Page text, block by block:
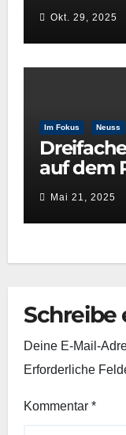
2025/26
Okt. 29, 2025
Im Fokus Neuss
auf dem
schnelle
Mai 21, 2025
Schreibe
Deine E-Mail-
Erforderliche
Kommentar *